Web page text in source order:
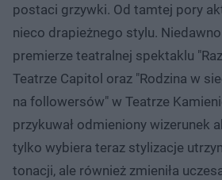
postaci grzywki. Od tamtej pory
nieco drapieżnego stylu.
premierze teatralnej spektaklu
Teatrze Capitol oraz "Rodzina w
na followersów" w Teatrze
przykuwał odmieniony wizerunek
tylko wybiera teraz stylizacje
tonacji, ale również zmieniła